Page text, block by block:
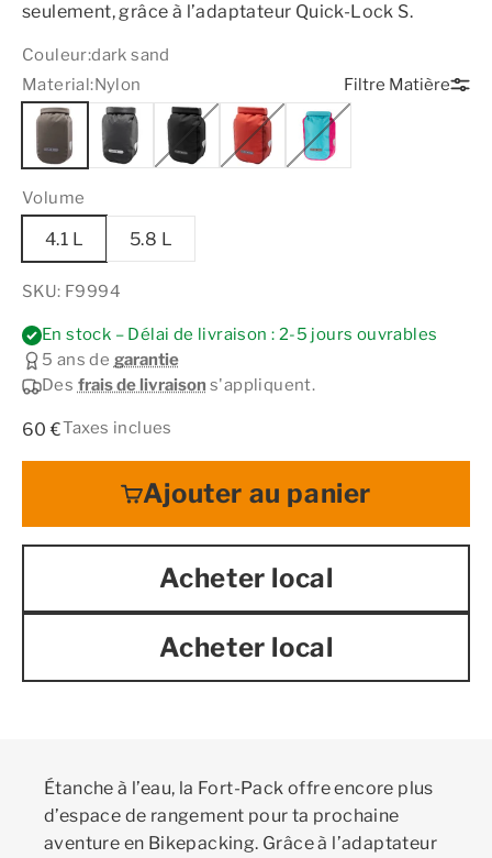
seulement, grâce à l’adaptateur Quick-Lock S.
Couleur:dark sand
Material:Nylon Filtre Matière
Volume
4.1 L 5.8 L
SKU: F9994
En stock – Délai de livraison : 2-5 jours ouvrables
5 ans de garantie
Des frais de livraison s'appliquent.
Prix de vente
60 €Taxes inclues
Ajouter au panier
Acheter local
Acheter local
Étanche à l’eau, la Fort-Pack offre encore plus
d’espace de rangement pour ta prochaine
aventure en Bikepacking. Grâce à l’adaptateur